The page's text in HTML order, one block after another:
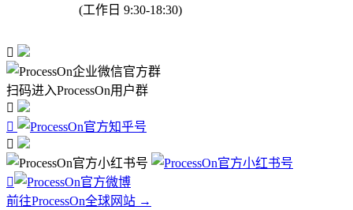
(工作日 9:30-18:30)

扫码进入ProcessOn用户群




前往ProcessOn全球网站 →